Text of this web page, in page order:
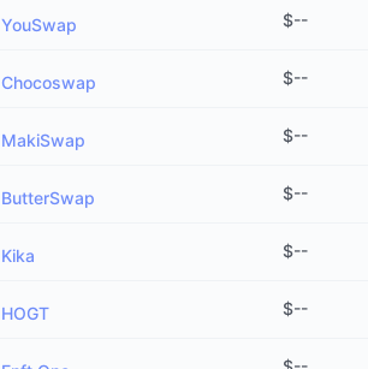
YouSwap $--
Chocoswap $--
MakiSwap $--
ButterSwap $--
Kika $--
HOGT $--